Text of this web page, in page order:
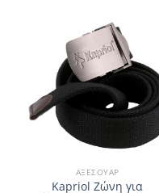
έχει
πολλαπλές
παραλλαγές.
Οι
επιλογές
μπορούν
επιλεγούν
σελίδα
ΑΞΕΣΟΥΆΡ
Kapriol Ζώνη για